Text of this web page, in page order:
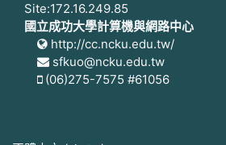
Site:172.16.249.85
國立成功大學計算機與網路中心
http://cc.ncku.edu.tw/
sfkuo@ncku.edu.tw
(06)275-7575 #61056